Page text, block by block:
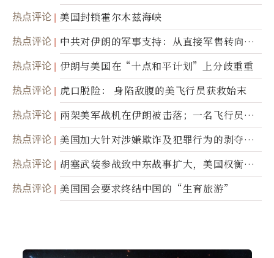
美军基地的卫星图像
热点评论 美国封锁霍尔木兹海峡
热点评论
中共对伊朗的军事支持：从直接军售转向间
接技术转让
热点评论 伊朗与美国在“十点和平计划”上分歧重重
热点评论 虎口脱险： 身陷敌腹的美飞行员获救始末
热点评论
兩架美军战机在伊朗被击落；一名飞行员失
踪
热点评论
美国加大针对涉嫌欺诈及犯罪行为的剥夺公
民权力度
热点评论
胡塞武装参战致中东战事扩大，美国权衡地
面入侵的可能性
热点评论 美国国会要求终结中国的“生育旅游”